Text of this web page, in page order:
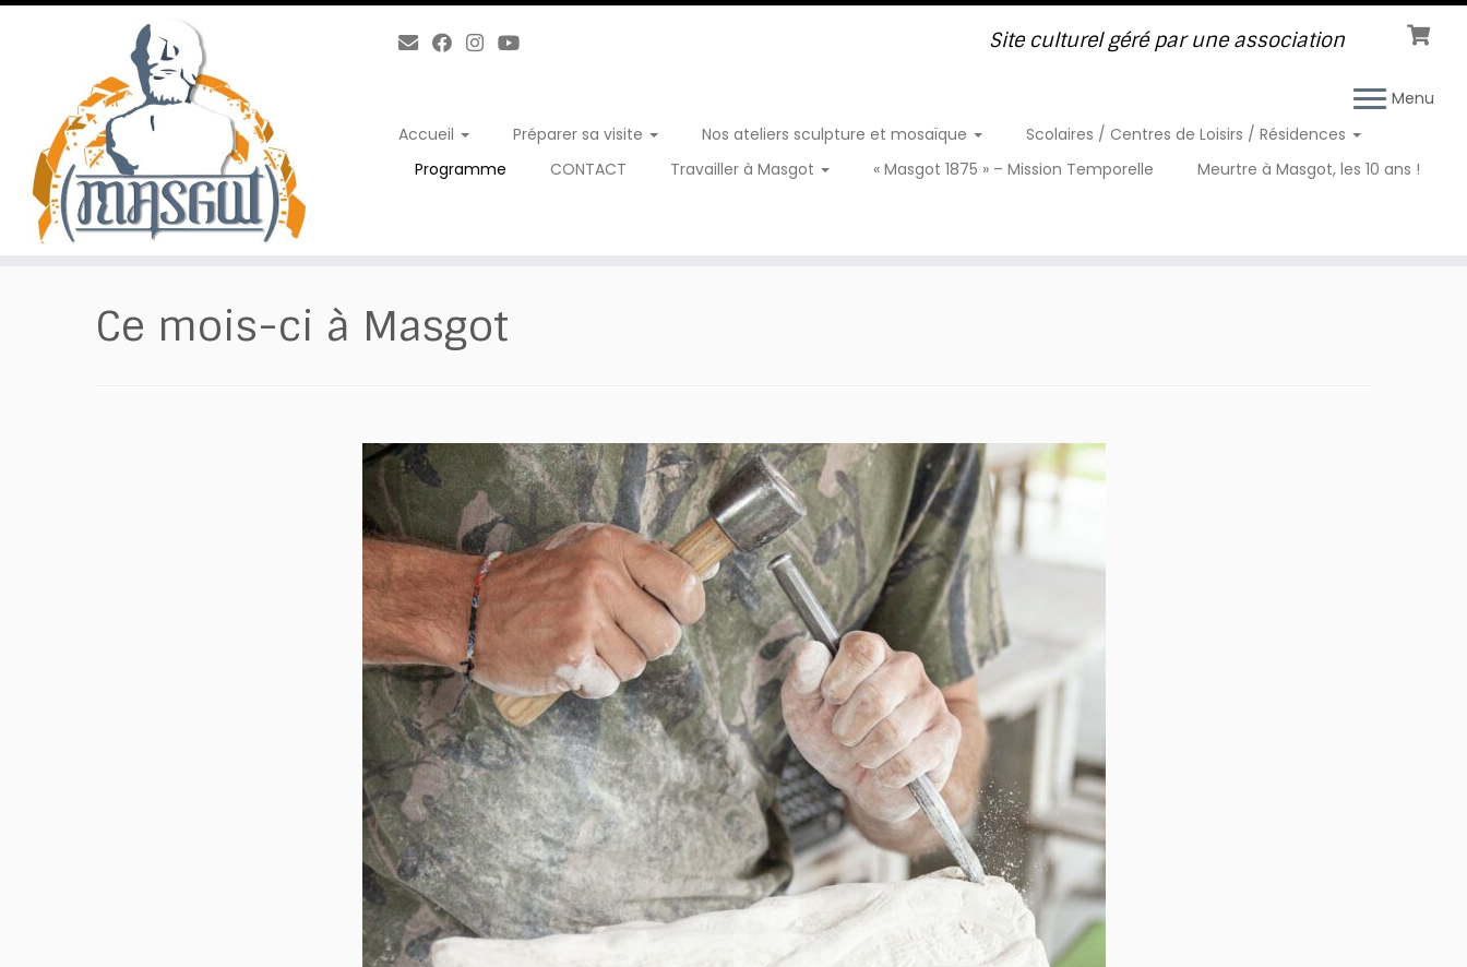
Passer
Site culturel géré par une association
Menu
Accueil
Préparer sa visite Nos ateliers sculpture et mosaïque
Scolaires / Centres de Loisirs / Résidences
Programme
CONTACT Travailler à Masgot « Masgot 1875 » – Mission Temporelle Meurtre à Masgot, les 10 ans !
Ce mois-ci à Masgot